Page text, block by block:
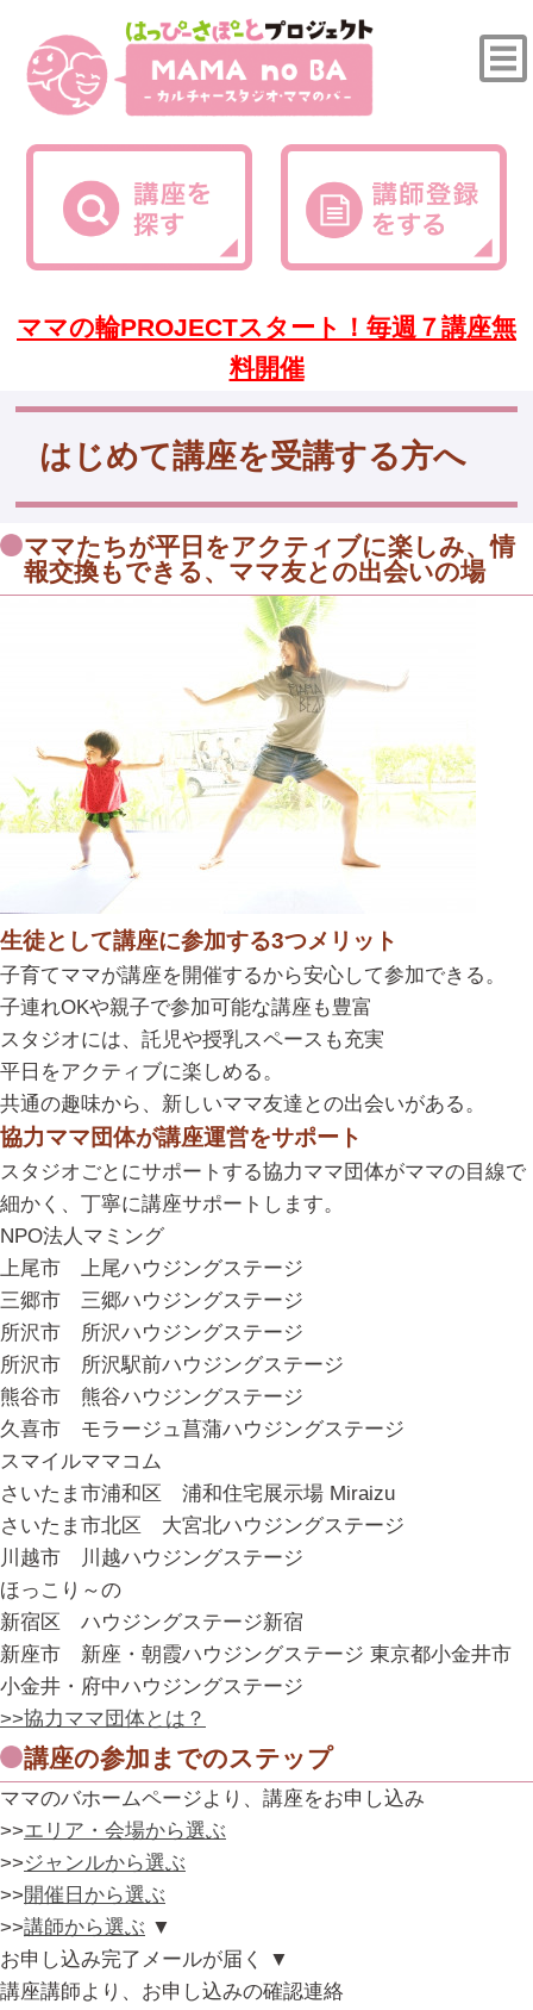
ママの輪PROJECTスタート！毎週７講座無
料開催
はじめて講座を受講する方へ
ママたちが平日をアクティブに楽しみ、情
報交換もできる、ママ友との出会いの場
生徒として講座に参加する3つメリット
子育てママが講座を開催するから安心して参加できる。
子連れOKや親子で参加可能な講座も豊富
スタジオには、託児や授乳スペースも充実
平日をアクティブに楽しめる。
共通の趣味から、新しいママ友達との出会いがある。
協力ママ団体が講座運営をサポート
スタジオごとにサポートする協力ママ団体がママの目線で
細かく、丁寧に講座サポートします。
NPO法人マミング
上尾市 上尾ハウジングステージ
三郷市 三郷ハウジングステージ
所沢市 所沢ハウジングステージ
所沢市 所沢駅前ハウジングステージ
熊谷市 熊谷ハウジングステージ
久喜市 モラージュ菖蒲ハウジングステージ
スマイルママコム
さいたま市浦和区 浦和住宅展示場 Miraizu
さいたま市北区 大宮北ハウジングステージ
川越市 川越ハウジングステージ
ほっこり～の
新宿区 ハウジングステージ新宿
新座市 新座・朝霞ハウジングステージ 東京都小金井市
小金井・府中ハウジングステージ
>>協力ママ団体とは？
講座の参加までのステップ
ママのバホームページより、講座をお申し込み
>>エリア・会場から選ぶ
>>ジャンルから選ぶ
>>開催日から選ぶ
>>講師から選ぶ ▼
お申し込み完了メールが届く
▼
講座講師より、お申し込みの確認連絡